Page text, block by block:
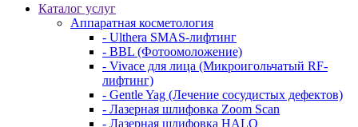
Каталог услуг
Аппаратная косметология
- Ulthera SMAS-лифтинг
- BBL (Фотоомоложение)
- Vivace для лица (Микроигольчатый RF-
лифтинг)
- Gentle Yag (Лечение сосудистых дефектов)
- Лазерная шлифовка Zoom Scan
- Лазерная шлифовка HALO